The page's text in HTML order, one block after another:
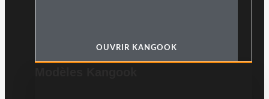
OUVRIR KANGOOK